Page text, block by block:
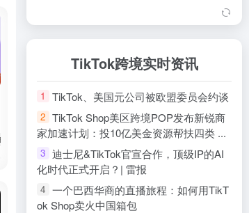
& Vouchers # tiktok # 厨房用品
国）
08/07
10 非原创内容（东南亚） 08/06
11 商家安全中心（东南亚） 08/06
内容授权工具指南（东南亚） 08/06
13 100%正品保障标签解读（东南
亚）
08/06
14 TikTok Shop Mall政策（东南亚）
TikTok跨境实时资讯
1 TikTok、美国元公司被欧盟委员会约谈
2 TikTok Shop美区跨境POP发布新锐商
家加速计划：投10亿美金资源帮扶四类 ...
3 迪士尼&TikTok官宣合作，顶级IP的AI
化时代正式开启？| 雷报
4 一个巴西华商的直播旅程：如何用TikT
ok Shop卖火中国箱包